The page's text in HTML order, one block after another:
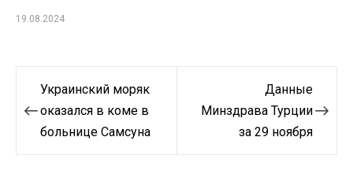
19.08.2024
Навигация
по
записям
Украинский моряк
оказался в коме в
больнице Самсуна
Данные
Минздрава Турции
за 29 ноября